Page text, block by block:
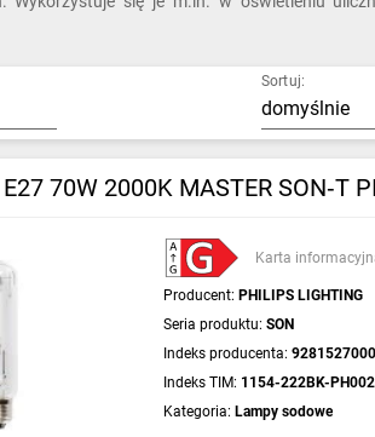
Sortuj:
70W 2000K MASTER SON‑T
Karta
Producent: PHILIPS LIGHTING
Seria produktu: SON
Indeks producenta:
Indeks TIM: 1154-222BK-PH002
Kategoria: Lampy sodowe